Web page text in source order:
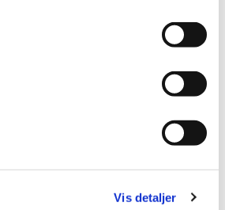
Vis detaljer
også kunne